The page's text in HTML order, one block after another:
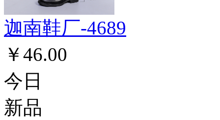
迦南鞋厂-4689
￥46.00
今日
新品